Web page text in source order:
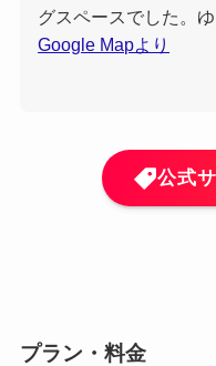
グスペースでした。
Google Mapより
公式
プラン・料金